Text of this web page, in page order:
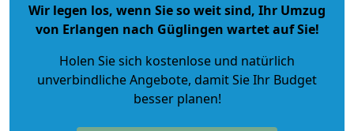
Wir legen los, wenn Sie so weit sind, Ihr Umzug
von Erlangen nach Güglingen wartet auf Sie!
Holen Sie sich kostenlose und natürlich
unverbindliche Angebote, damit Sie Ihr Budget
besser planen!